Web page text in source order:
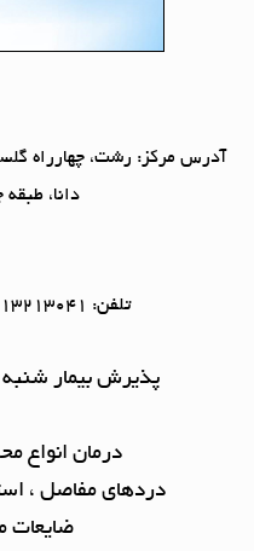
آدرس مرکز:رشت، چهارراه
دانا، طبقه
تلفن: 09113213041-09117159329
پذیرش بیمار شنبه تا
درمان انواع
دردهای مفاصل ،
ضایعات